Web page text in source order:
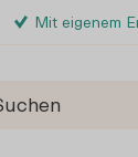
Mit eigenem